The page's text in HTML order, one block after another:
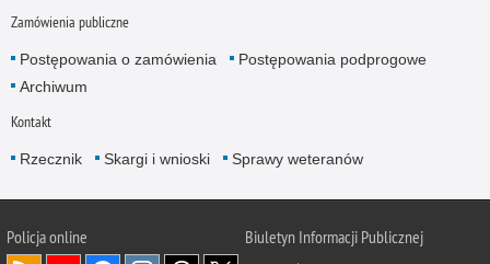
Zamówienia publiczne
Postępowania o zamówienia
Postępowania podprogowe
Archiwum
Kontakt
Rzecznik Skargi i wnioski Sprawy weteranów
Policjaonline
Biuletyn Informacji Publicznej